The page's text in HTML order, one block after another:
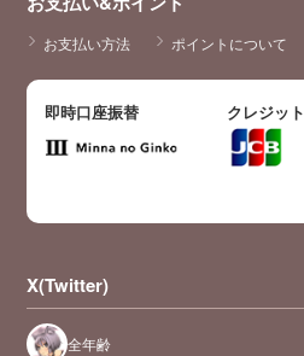
お支払い方法 ポイントについて
即時口座振替 クレジッ
X(Twitter)
全年齢